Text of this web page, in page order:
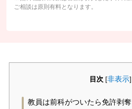
ご相談は原則有料となります。
目次 [非表示]
教員は前科がついたら免許剥